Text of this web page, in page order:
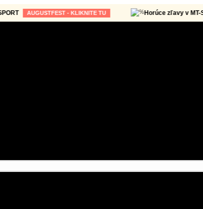
AUGUSTFEST - KLIKNITE TU Horúce zľavy v MT-SPORT